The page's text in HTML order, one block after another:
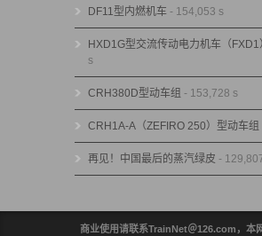
DF11型内燃机车 - 154,053 s
HXD1G型交流传动电力机车（FXD1
s
CRH380D型动车组 - 153,728 s
CRH1A-A（ZEFIRO 250）型动车组
再见！中国最后的蒸汽绿皮 -
商业使用请联系TrainNet＠126.com，本